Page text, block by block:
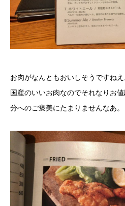
お肉がなんともおいしそうですねえ
国産のいいお肉なのでそれなりお
分へのご褒美にたまりませんなあ。